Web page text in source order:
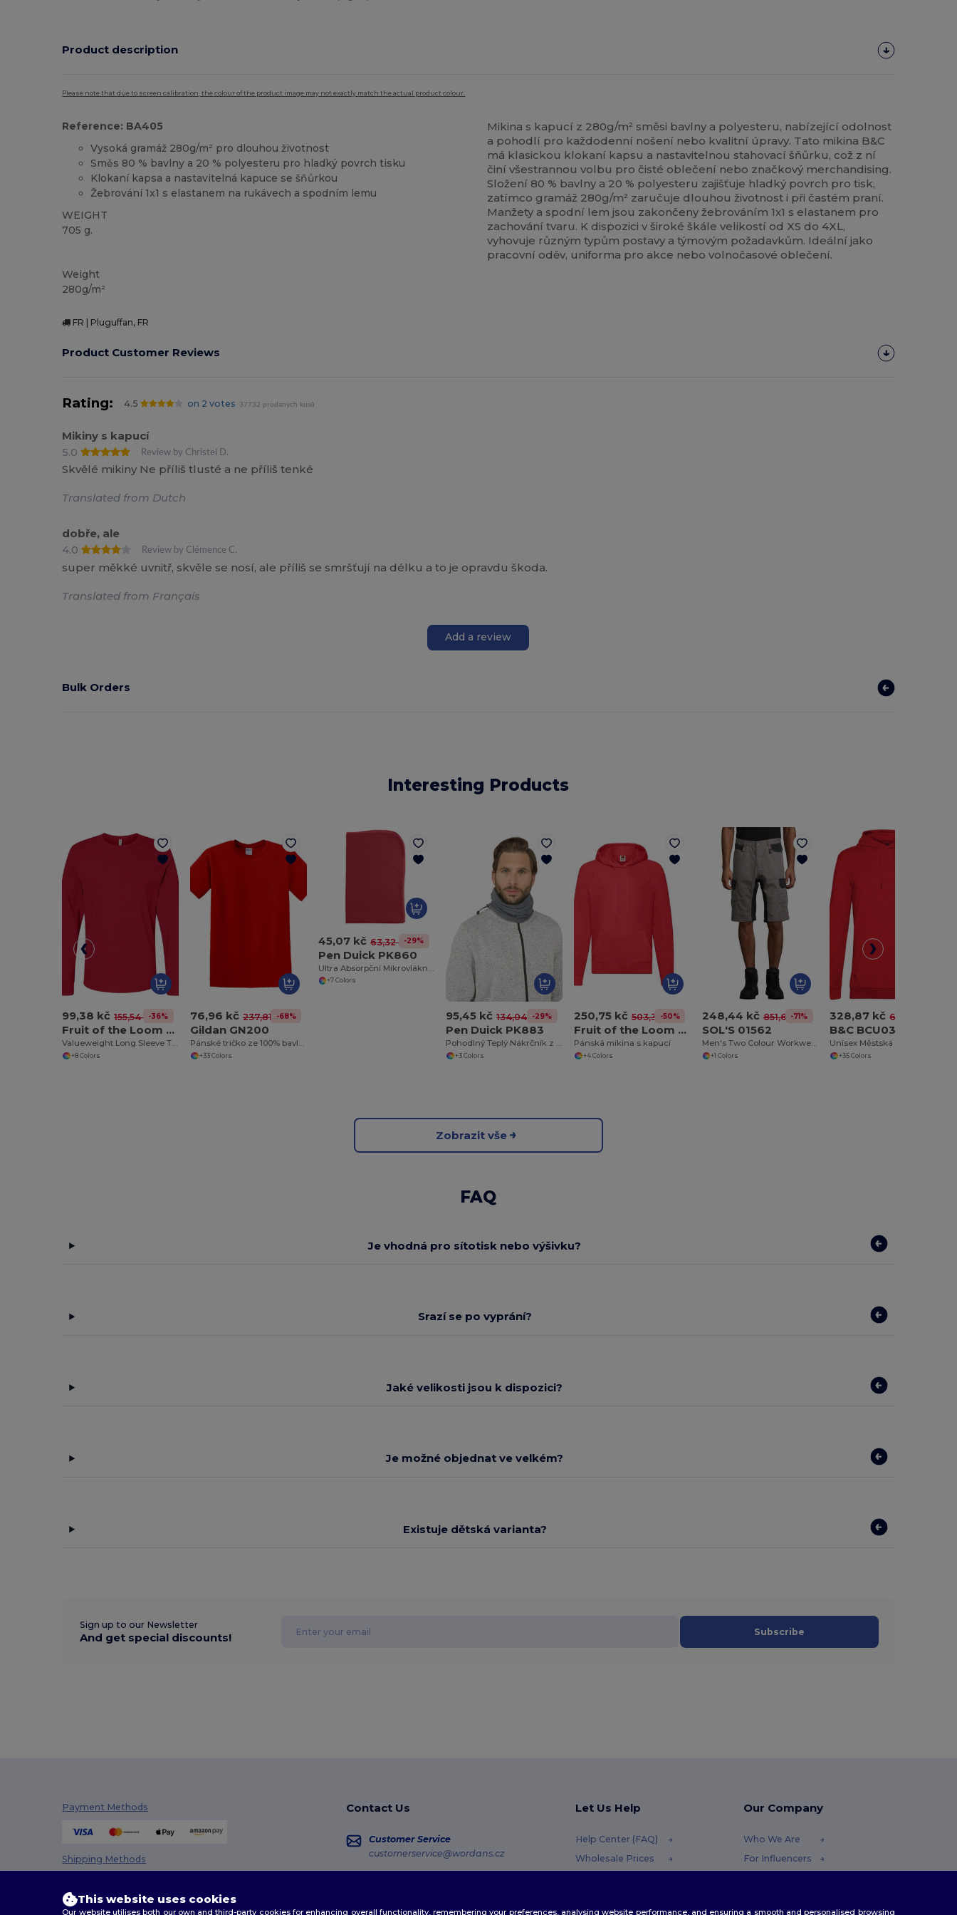
Product description
Please note that due to screen calibration, the colour of the product image may not exactly match the actual product colour.
Reference: BA405
Vysoká gramáž 280g/m² pro dlouhou životnost
Směs 80 % bavlny a 20 % polyesteru pro hladký povrch tisku
Klokaní kapsa a nastavitelná kapuce se šňůrkou
Žebrování 1x1 s elastanem na rukávech a spodním lemu
WEIGHT
705 g.
Weight
280g/m²
Mikina s kapucí z 280g/m² směsi bavlny a polyesteru, nabízející odolnost
a pohodlí pro každodenní nošení nebo kvalitní úpravy. Tato mikina B&C
má klasickou klokaní kapsu a nastavitelnou stahovací šňůrku, což z ní
činí všestrannou volbu pro čisté oblečení nebo značkový merchandising.
Složení 80 % bavlny a 20 % polyesteru zajišťuje hladký povrch pro tisk,
zatímco gramáž 280g/m² zaručuje dlouhou životnost i při častém praní.
Manžety a spodní lem jsou zakončeny žebrováním 1x1 s elastanem pro
zachování tvaru. K dispozici v široké škále velikostí od XS do 4XL,
vyhovuje různým typům postavy a týmovým požadavkům. Ideální jako
pracovní oděv, uniforma pro akce nebo volnočasové oblečení.
FR | Pluguffan, FR
Product Customer Reviews
Rating: 4.5 on 2 votes 37732 prodaných kusů
Mikiny s kapucí
5.0
Review by Christel D.
Skvělé mikiny Ne příliš tlusté a ne příliš tenké
Translated from Dutch
dobře, ale
4.0
Review by Clémence C.
super měkké uvnitř, skvěle se nosí, ale příliš se smršťují na délku a to je opravdu škoda.
Translated from Français
Add a review
Bulk Orders
Interesting Products
99,38 kč 155,54 kč-36%
Fruit of the Loom SC201
Valueweight Long Sleeve T (61-038-0)
+8 Colors
76,96 kč 237,81 kč-68%
Gildan GN200
Pánské tričko ze 100% bavlny Ultra-T
+33 Colors
45,07 kč 63,32 kč-29%
Pen Duick PK860
+7 Colors
95,45 kč 134,04 kč-29%
Pen Duick PK883
Pohodlný Teplý Nákrčník z Polyesteru
+3 Colors
250,75 kč 503,36 kč
-50%
Fruit of the Loom SC362
Pánská mikina s kapucí
+4 Colors
248,44 kč 851,64 kč
-71%
SOL'S 01562
Men's Two Colour Workwear Bermuda Shorts Impulse Pro
+1 Colors
328,87 kč 641,33 kč
B&C BCU03W
+35 Colors
Zobrazit vše
FAQ
Je vhodná pro sítotisk nebo výšivku?
Srazí se po vyprání?
Jaké velikosti jsou k dispozici?
Je možné objednat ve velkém?
Existuje dětská varianta?
Sign up to our Newsletter
And get special discounts! Subscribe
Payment Methods
Shipping Methods
Contact Us
Customer Service
customerservice@wordans.cz
Let Us Help
Help Center (FAQ)
Wholesale Prices
Our Company
Who We Are
For Influencers
This website uses cookies
Our website utilises both our own and third-party cookies for enhancing overall functionality, remembering your preferences, analysing website performance, and ensuring a smooth and personalised browsing